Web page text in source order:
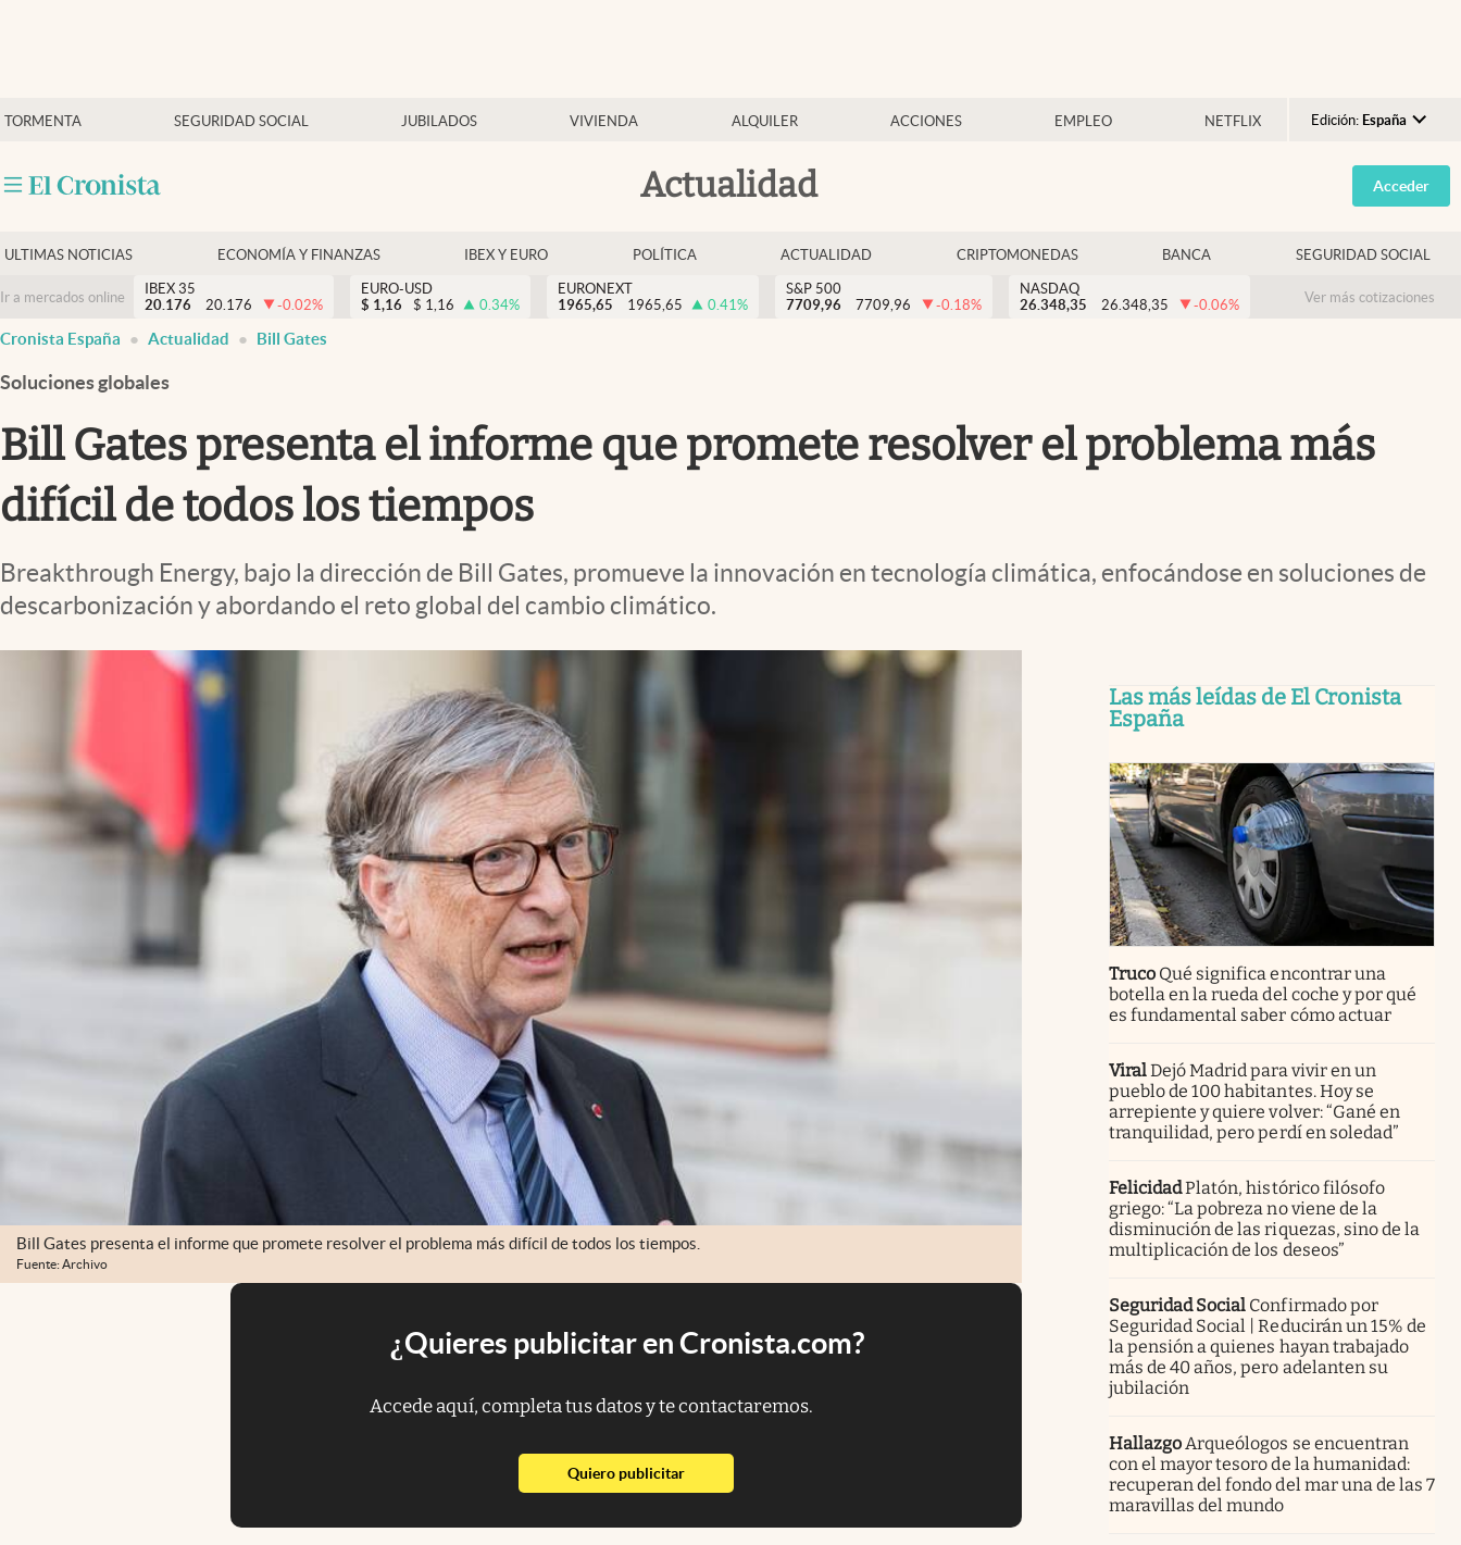
TORMENTA SEGURIDAD SOCIAL JUBILADOS VIVIENDA ALQUILER ACCIONES EMPLEO NETFLIX Edición: España
Argentina
España
USA
Colombia
Actualidad
Economía y finanzas
Criptomonedas
Acceder
ULTIMAS NOTICIAS ECONOMÍA Y FINANZAS IBEX Y EURO POLÍTICA ACTUALIDAD CRIPTOMONEDAS BANCA SEGURIDAD SOCIAL
Ir a mercados online
IBEX 35
20.176
20.176 -0.02%
EURO-USD
$ 1,16 $ 1,16 0.34%
EURONEXT
1965,65
1965,65 0.41%
S&P 500
7709,96
7709,96 -0.18%
NASDAQ
26.348,35
26.348,35 -0.06% Ver más cotizaciones
Cronista España Actualidad Bill Gates
Soluciones globales
Bill Gates presenta el informe que promete resolver el problema más
difícil de todos los tiempos
Breakthrough Energy, bajo la dirección de Bill Gates, promueve la innovación en tecnología climática, enfocándose en soluciones de
descarbonización y abordando el reto global del cambio climático.
Bill Gates presenta el informe que promete resolver el problema más difícil de todos los tiempos.
Fuente: Archivo
¿Quieres publicitar en Cronista.com?
Accede aquí, completa tus datos y te contactaremos.
Quiero publicitarabre en nueva pestaña
Las más leídas de El Cronista
España
Truco Qué significa encontrar una
botella en la rueda del coche y por qué
es fundamental saber cómo actuar
ViralDejó Madrid para vivir en un
pueblo de 100 habitantes. Hoy se
arrepiente y quiere volver: “Gané en
tranquilidad, pero perdí en soledad”
FelicidadPlatón, histórico filósofo
griego: “La pobreza no viene de la
disminución de las riquezas, sino de la
multiplicación de los deseos”
Seguridad Social Confirmado por
Seguridad Social | Reducirán un 15% de
la pensión a quienes hayan trabajado
más de 40 años, pero adelanten su
jubilación
HallazgoArqueólogos se encuentran
con el mayor tesoro de la humanidad:
recuperan del fondo del mar una de las 7
maravillas del mundo